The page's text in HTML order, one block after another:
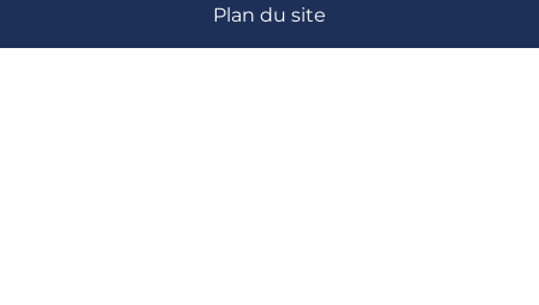
Plan du site